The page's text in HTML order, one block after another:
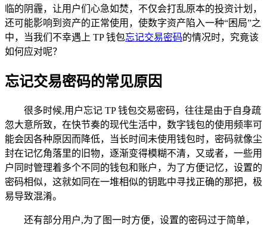
临的阴霾，让用户们心急如焚，不仅会打乱原本的投资计划，
还可能影响到资产的正常使用，使数字资产陷入一种“困局”之
中，当我们不幸遇上 TP 钱包忘记交易密码的情况时，究竟该
如何应对呢？
忘记交易密码的常见原因
很多时候,用户忘记 TP 钱包交易密码，往往是由于自身疏
忽大意所致，在快节奏的现代生活中，数字钱包的使用频率可
能会因各种原因而降低，当长时间未使用钱包时，密码就像尘
封在记忆角落里的旧物，逐渐变得模糊不清，又或者，一些用
户同时管理着多个不同的钱包和账户，为了方便记忆，设置的
密码相似，这就如同在一堆相似的钥匙中寻找正确的那把，极
易导致混淆。
还有部分用户,为了图一时方便，设置的密码过于简单，